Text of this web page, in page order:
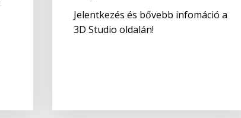
Jelentkezés és bővebb infomáció a
3D Studio oldalán!